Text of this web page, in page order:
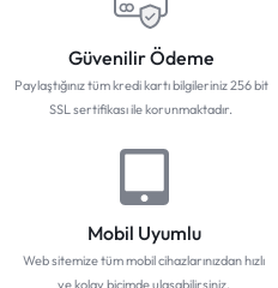
Güvenilir Ödeme
Paylaştığınız tüm kredi kartı bilgileriniz 256 bit
SSL sertifikası ile korunmaktadır.
Mobil Uyumlu
Web sitemize tüm mobil cihazlarınızdan hızlı